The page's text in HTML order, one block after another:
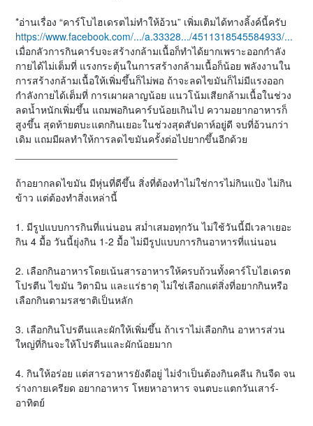
*อ่านเรื่อง “คาร์โบไฮเดรตไม่ทำให้อ้วน” เพิ่มเติมได้ทางลิ้งค์นี้ครับ
https://www.facebook.com/.../a.33328.../4511318545584933/...
เมื่อกลัวการกินคาร์บจะสร้างกล้ามเนื้อก็ทำได้ยากเพราะออกกำลัง
กายได้ไม่เต็มที่ แรงกระตุ้นในการสร้างกล้ามเนื้อก็น้อย พลังงานใน
การสร้างกล้ามเนื้อให้เพิ่มขึ้นก็ไม่พอ ถ้าจะลดไขมันก็ไม่มีแรงออก
กำลังกายได้เต็มที่ การเผาผลาญน้อย แนวโน้มเสียกล้ามเนื้อในช่วง
ลดน้ำหนักเพิ่มขึ้น แถมพอกินคาร์บน้อยเกินไป ความอยากอาหารก็
สูงขึ้น สุดท้ายตบะแตกกินเยอะในช่วงสุดสัปดาห์อยู่ดี จบที่อ้วนกว่า
เดิม แถมมีผลทำให้การลดไขมันครั้งต่อไปยากขึ้นอีกด้วย
ถ้าอยากลดไขมัน มีหุ่นที่ดีขึ้น สิ่งที่ต้องทำไม่ใช่การไม่กินแป้ง ไม่กิน
ข้าว แต่ต้องทำสิ่งเหล่านี้
1. มีรูปแบบการกินที่แน่นอน สม่ำเสมอทุกวัน ไม่ใช้วันนี้มีเวลาเยอะ
กิน 4 มื้อ วันนี้ยุ่งกิน 1-2 มื้อ ไม่มีรูปแบบการกินอาหารที่แน่นอน
2. เลือกกินอาหารโดยเน้นสารอาหารให้ครบถ้วนทั้งคาร์โบไฮเดรต
โปรตีน ไขมัน วิตามิน และแร่ธาตุ ไม่ใช่เลือกแต่สิ่งที่อยากกินหรือ
เลือกกินตามรสชาติเป็นหลัก
3. เลือกกินโปรตีนและผักให้เพิ่มขึ้น ถ้าเราไม่เลือกกิน อาหารส่วน
ใหญ่ที่กินจะให้โปรตีนและผักน้อยมาก
4. กินให้อร่อย แต่สารอาหารยังดีอยู่ ไม่จำเป็นต้องกินคลีน กินจืด จน
ร่างกายเครียด อยากอาหาร โหยหาอาหาร จนตบะแตกวันเสาร์-
อาทิตย์